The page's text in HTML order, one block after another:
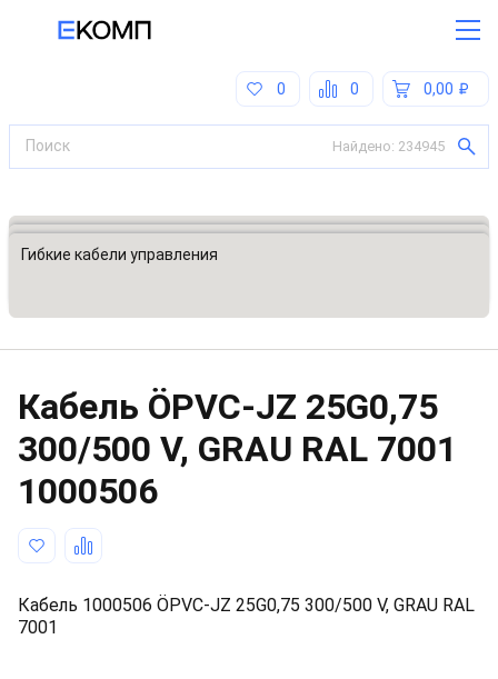
0,00
0
0
Найдено: 234945
Все категории
Кабели, кабельные сборки
Гибкие кабели управления
Кабель ÖPVC-JZ 25G0,75
300/500 V, GRAU RAL 7001
1000506
Кабель 1000506 ÖPVC-JZ 25G0,75 300/500 V, GRAU RAL
7001